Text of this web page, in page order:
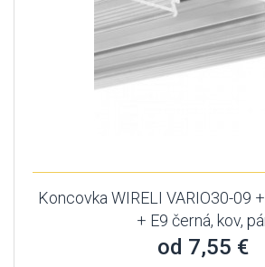
Koncovka WIRELI VARIO30-09
+ E9 černá, kov,
od 7,55 €